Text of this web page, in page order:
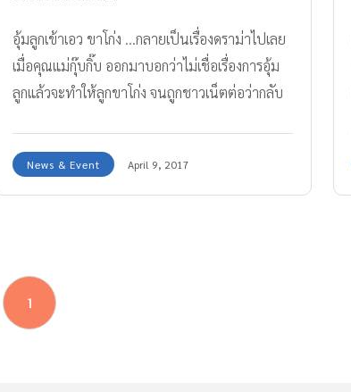
อุ้มลูกเข้าเอว ขาโก่ง ...กลายเป็นเรื่องดราม่าไปเลย
เมื่อคุณแม่กุ๊บกิ๊บ ออกมาบอกว่าไม่เชื่อเรื่องการอุ้ม
ลูกแล้วจะทำให้ลูกขาโก่ง จนถูกชาวเน็ตต่อว่ากลับ
News & Event April 9, 2017
1